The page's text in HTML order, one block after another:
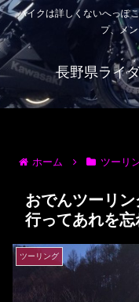
バイクは詳しくないへっぽ
プ、メ
長野県ライ
ホーム ツーリ
おでんツーリ
行ってあれを忘
ツーリング